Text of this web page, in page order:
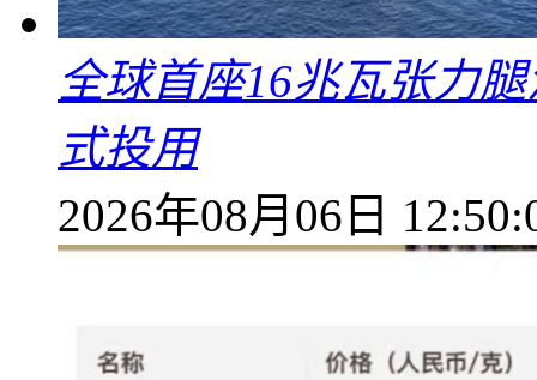
全球首座16兆瓦张力
式投用
2026年08月06日